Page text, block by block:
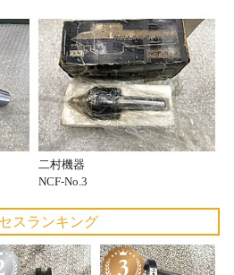
二村機器
NCF-No.3
スランキング